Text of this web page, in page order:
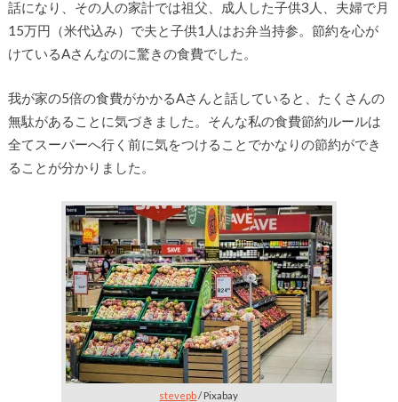
話になり、その人の家計では祖父、成人した子供3人、夫婦で月
15万円（米代込み）で夫と子供1人はお弁当持参。節約を心が
けているAさんなのに驚きの食費でした。
我が家の5倍の食費がかかるAさんと話していると、たくさんの
無駄があることに気づきました。そんな私の食費節約ルールは
全てスーパーへ行く前に気をつけることでかなりの節約ができ
ることが分かりました。
stevepb/ Pixabay